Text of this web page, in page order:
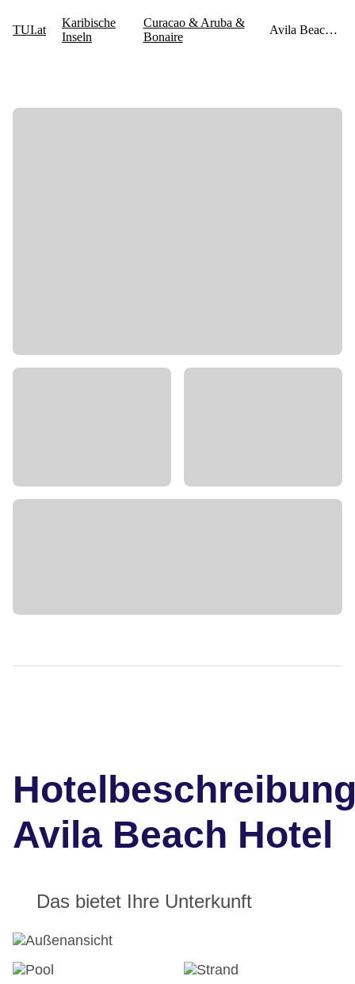
Avila Beach Hotel
Das bietet Ihre Unterkunft